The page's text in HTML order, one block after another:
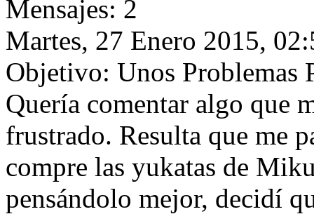
Mensajes: 2
Martes, 27 Enero 2015,
Objetivo: Unos Problemas
Quería comentar algo que
frustrado. Resulta que me
compre las yukatas de
pensándolo mejor, decidí